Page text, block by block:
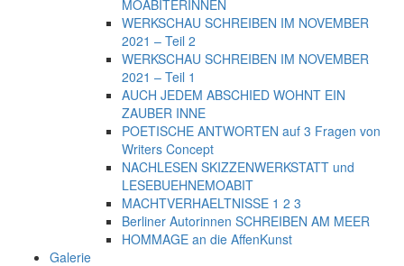
MOABITERINNEN
WERKSCHAU SCHREIBEN IM NOVEMBER
2021 – Teil 2
WERKSCHAU SCHREIBEN IM NOVEMBER
2021 – Teil 1
AUCH JEDEM ABSCHIED WOHNT EIN
ZAUBER INNE
POETISCHE ANTWORTEN auf 3 Fragen von
Writers Concept
NACHLESEN SKIZZENWERKSTATT und
LESEBUEHNEMOABIT
MACHTVERHAELTNISSE 1 2 3
Berliner Autorinnen SCHREIBEN AM MEER
HOMMAGE an die AffenKunst
Galerie